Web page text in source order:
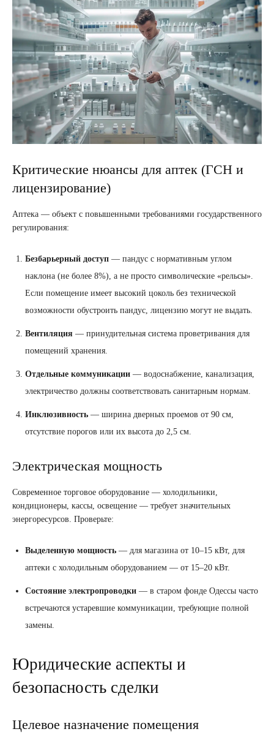
Критические нюансы для аптек (ГСН и
лицензирование)
Аптека — объект с повышенными требованиями государственного
регулирования:
Безбарьерный доступ — пандус с нормативным углом
наклона (не более 8%), а не просто символические «рельсы».
Если помещение имеет высокий цоколь без технической
возможности обустроить пандус, лицензию могут не выдать.
Вентиляция — принудительная система проветривания для
помещений хранения.
Отдельные коммуникации — водоснабжение, канализация,
электричество должны соответствовать санитарным нормам.
Инклюзивность — ширина дверных проемов от 90 см,
отсутствие порогов или их высота до 2,5 см.
Электрическая мощность
Современное торговое оборудование — холодильники,
кондиционеры, кассы, освещение — требует значительных
энергоресурсов. Проверьте:
Выделенную мощность — для магазина от 10–15 кВт, для
аптеки с холодильным оборудованием — от 15–20 кВт.
Состояние электропроводки — в старом фонде Одессы часто
встречаются устаревшие коммуникации, требующие полной
замены.
Юридические аспекты и
безопасность сделки
Целевое назначение помещения